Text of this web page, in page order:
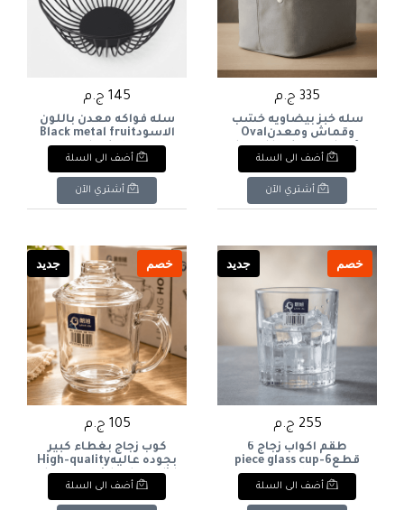
335 ج.م
سله خبز بيضاويه خشب
وقماش ومعدنOval
bread basket made of
wood, fabric, and metal
أضف الى السلة
أشتري الآن
145 ج.م
سله فواكه معدن باللون
الاسودBlack metal fruit
basket
أضف الى السلة
أشتري الآن
خصم جديد
255 ج.م
طقم اكواب زجاج 6
قطع6-piece glass cup
set
أضف الى السلة
خصم جديد
105 ج.م
كوب زجاج بغطاء كبير
بجوده عاليهHigh-quality
glass cup with a large lid
أضف الى السلة